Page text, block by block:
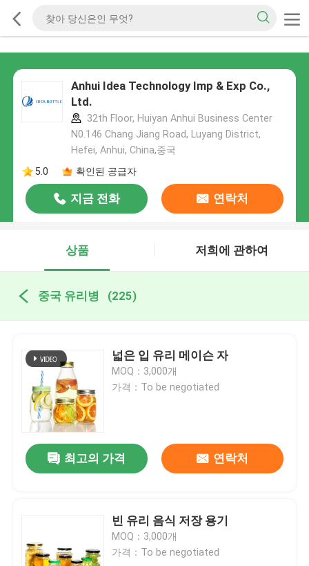
Anhui Idea Technology Imp & Exp Co.,
Ltd.
32th Floor, Huiyan Anhui Business Center
N0.146 Chang Jiang Road, Luyang District,
Hefei, Anhui, China,중국
5.0
확인된 공급자
지금 전화 연락처
상품 저희에 관하여
중국 유리병 (225)
넓은 입 유리 메이슨 자
MOQ：3,000개
가격：To be negotiated
최고의 가격 연락처
빈 유리 음식 저장 용기
MOQ：3,000개
가격：To be negotiated